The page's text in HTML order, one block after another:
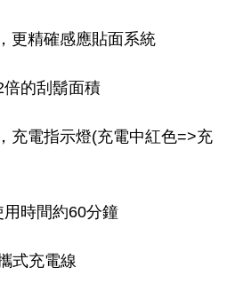
更精確感應貼面系統
的刮鬍面積
充電指示燈(充電中紅色=>充
時間約60分鐘
式充電線